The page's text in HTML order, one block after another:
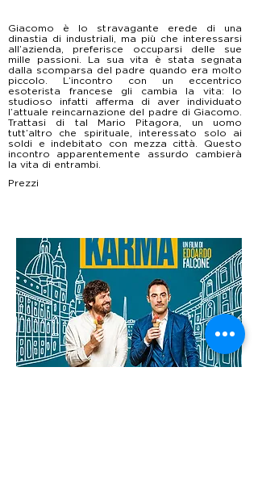
Giacomo è lo stravagante erede di una
dinastia di industriali, ma più che interessarsi
all’azienda, preferisce occuparsi delle sue
mille passioni. La sua vita è stata segnata
dalla scomparsa del padre quando era molto
piccolo. L’incontro con un eccentrico
esoterista francese gli cambia la vita: lo
studioso infatti afferma di aver individuato
l’attuale reincarnazione del padre di Giacomo.
Trattasi di tal Mario Pitagora, un uomo
tutt’altro che spirituale, interessato solo ai
soldi e indebitato con mezza città. Questo
incontro apparentemente assurdo cambierà
la vita di entrambi.
Prezzi